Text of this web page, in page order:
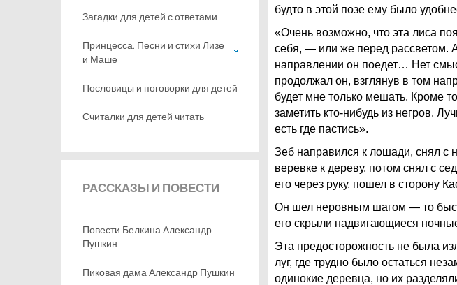
будто в этой позе ему было
«Очень возможно, что эта лиса
себя, — или же перед рассветом.
направлении он поедет… Нет
продолжал он, взглянув в том
будет мне только мешать. Кроме
заметить кто-нибудь из негров.
есть где пастись».
Зеб направился к лошади, снял с
веревке к дереву, потом снял с
его через руку, пошел в сторону
Он шел неровным шагом — то
его скрыли надвигающиеся
Эта предосторожность не была
луг, где трудно было остаться
одинокие деревца, но их
Загадки для детей с ответами
Принцесса. Песни и стихи Лизе
и Маше
Пословицы и поговорки для детей
Считалки для детей читать
РАССКАЗЫ И ПОВЕСТИ
Повести Белкина Александр
Пушкин
Пиковая дама Александр Пушкин